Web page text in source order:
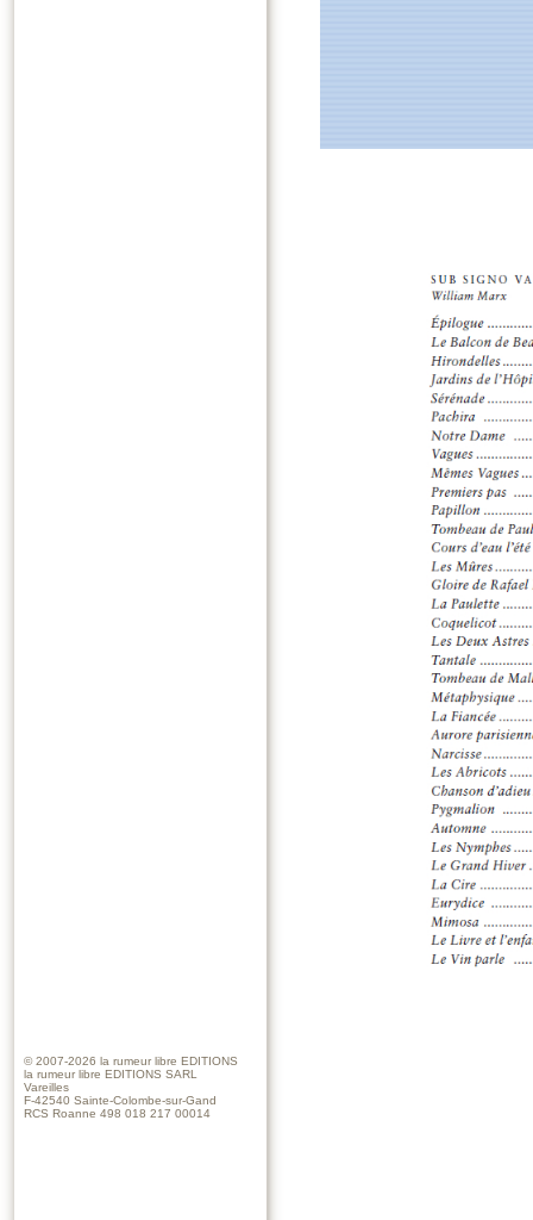
© 2007-2026 la rumeur libre EDITIONS
la rumeur libre EDITIONS SARL
Vareilles
F-42540 Sainte-Colombe-sur-Gand
RCS Roanne 498 018 217 00014